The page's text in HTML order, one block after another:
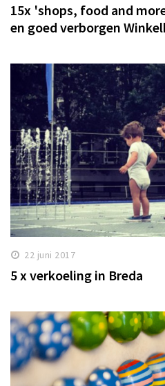
15x 'shops, food and
en goed verborgen
22 juni 2017
5 x verkoeling in Breda